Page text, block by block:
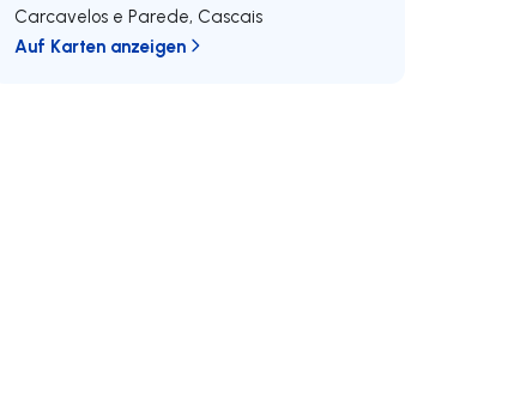
Carcavelos e Parede, Cascais
Auf Karten anzeigen